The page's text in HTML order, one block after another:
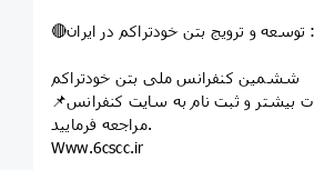
و ترویج بتن خودتراکم در ایران
ششمین کنفرانس ملی بتن خودتراکم
📌جهت کسب اطلاعات بیشتر و ثبت نام به سایت کنفرانس
مراجعه فرمایید.
Www.6cscc.ir